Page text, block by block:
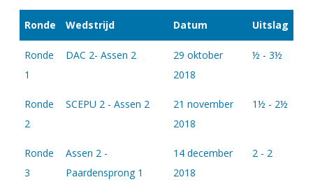
Ronde Wedstrijd Datum Uitslag
Ronde
1
DAC 2- Assen 2
29 oktober
2018
½ - 3½
Ronde
2
SCEPU 2 - Assen 2
21 november
2018
1½ - 2½
Ronde
3
Assen 2 -
Paardensprong 1
14 december
2018
2 - 2